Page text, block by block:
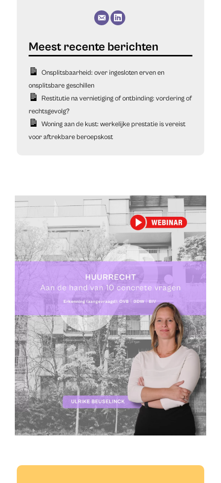
Onsplitsbaarheid: over ingesloten erven en
onsplitsbare geschillen
Restitutie na vernietiging of ontbinding: vordering of
rechtsgevolg?
Woning aan de kust: werkelijke prestatie is vereist
voor aftrekbare beroepskost